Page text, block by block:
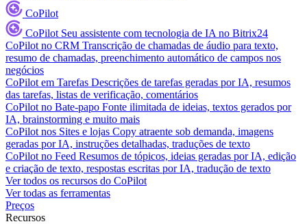
CoPilot
CoPilot Seu assistente com tecnologia de IA no Bitrix24
CoPilot no CRM Transcrição de chamadas de áudio para texto,
resumo de chamadas, preenchimento automático de campos nos
negócios
CoPilot em Tarefas Descrições de tarefas geradas por IA, resumos
das tarefas, listas de verificação, comentários
CoPilot no Bate-papo Fonte ilimitada de ideias, textos gerados por
IA, brainstorming e muito mais
CoPilot nos Sites e lojas Copy atraente sob demanda, imagens
geradas por IA, instruções detalhadas, traduções de texto
CoPilot no Feed Resumos de tópicos, ideias geradas por IA, edição
e criação de texto, respostas escritas por IA, tradução de texto
Ver todos os recursos do CoPilot
Ver todas as ferramentas
Preços
Recursos